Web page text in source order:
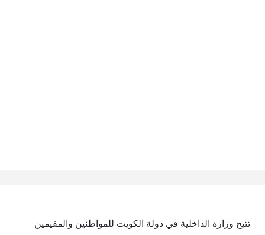
تتيح وزارة الداخلية في دولة الكويت للمواطنين والمقيمين